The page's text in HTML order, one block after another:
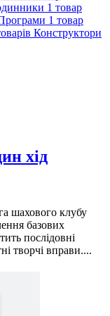
1 товар
1 товар
Конструктори
хід
шахового клубу
базових
послідовні
творчі вправи....